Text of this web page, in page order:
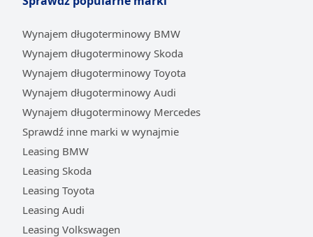
Wynajem długoterminowy BMW
Wynajem długoterminowy Skoda
Wynajem długoterminowy Toyota
Wynajem długoterminowy Audi
Wynajem długoterminowy Mercedes
Sprawdź inne marki w wynajmie
Leasing BMW
Leasing Skoda
Leasing Toyota
Leasing Audi
Leasing Volkswagen